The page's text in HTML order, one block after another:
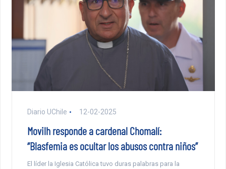
Diario UChile 12-02-2025
Movilh responde a cardenal Chomalí:
“Blasfemia es ocultar los abusos contra niños”
El líder la Iglesia Católica tuvo duras palabras para la